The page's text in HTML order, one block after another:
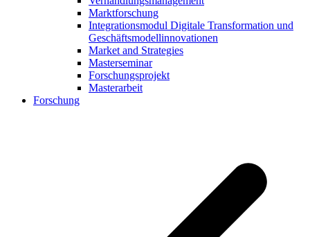
Marktforschung
Integrationsmodul Digitale Transformation und
Geschäftsmodellinnovationen
Market and Strategies
Masterseminar
Forschungsprojekt
Masterarbeit
Forschung